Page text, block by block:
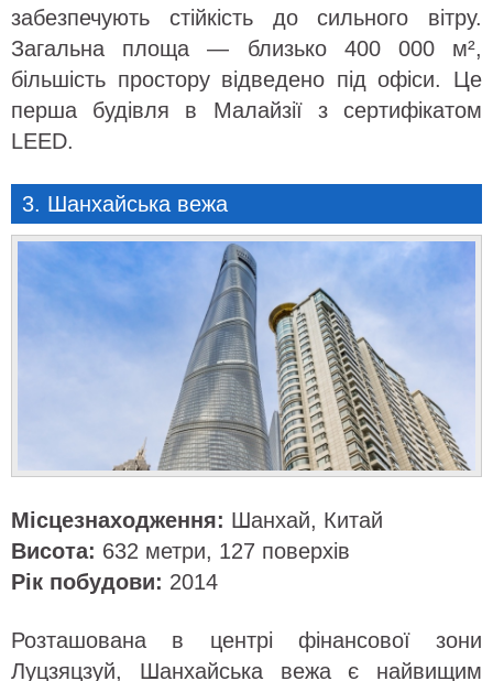
забезпечують стійкість до сильного вітру.
Загальна площа — близько 400 000 м²,
більшість простору відведено під офіси. Це
перша будівля в Малайзії з сертифікатом
LEED.
3. Шанхайська вежа
Місцезнаходження: Шанхай, Китай
Висота: 632 метри, 127 поверхів
Рік побудови: 2014
Розташована в центрі фінансової зони
Луцзяцзуй, Шанхайська вежа є найвищим